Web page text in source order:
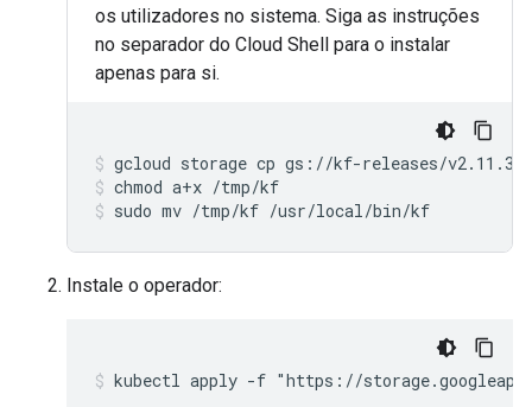
os utilizadores no sistema. Siga as instruções
no separador do Cloud Shell para o instalar
apenas para si.
gcloud storage cp gs://kf-releases/
chmod a+x /tmp/kf
sudo mv /tmp/kf /usr/local/bin/kf
Instale o operador:
kubectl apply -f "https://